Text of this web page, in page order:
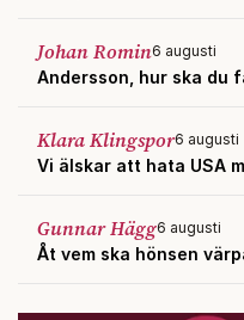
Johan Romin6 augusti
Andersson, hur ska du
Klara Klingspor6 augusti
Vi älskar att hata USA
Gunnar Hägg6 augusti
Åt vem ska hönsen